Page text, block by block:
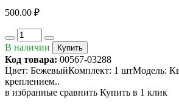
500.00 ₽
В наличии Купить
Код товара: 00567-03288
Цвет: БежевыйКомплект: 1 штМодель:
креплением..
в избранные сравнить Купить в 1 клик